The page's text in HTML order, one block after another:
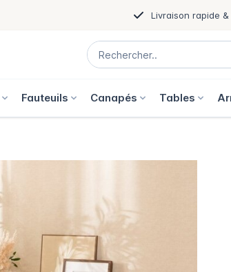
Livraison rapide
Fauteuils Canapés Tables